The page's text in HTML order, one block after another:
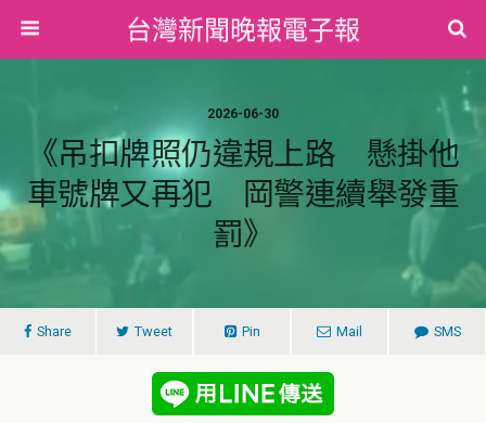
台灣新聞晚報電子報
2026-06-30
《吊扣牌照仍違規上路 懸掛他
車號牌又再犯 岡警連續舉發重
罰》
Share Tweet Pin Mail SMS